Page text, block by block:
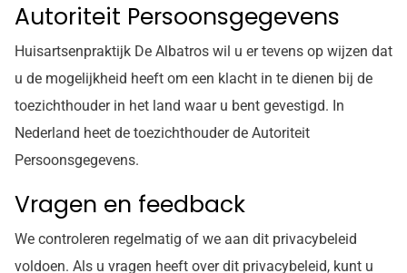
Autoriteit Persoonsgegevens
Huisartsenpraktijk De Albatros wil u er tevens op wijzen dat
u de mogelijkheid heeft om een klacht in te dienen bij de
toezichthouder in het land waar u bent gevestigd. In
Nederland heet de toezichthouder de Autoriteit
Persoonsgegevens.
Vragen en feedback
We controleren regelmatig of we aan dit privacybeleid
voldoen. Als u vragen heeft over dit privacybeleid, kunt u